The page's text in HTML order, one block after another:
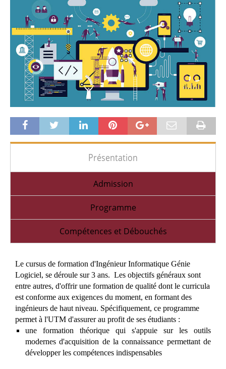
Présentation
Admission
Programme
Compétences et Débouchés
Le cursus de formation d'Ingénieur Informatique Génie
Logiciel, se déroule sur 3 ans. Les objectifs généraux sont
entre autres, d'offrir une formation de qualité dont le curricula
est conforme aux exigences du moment, en formant des
ingénieurs de haut niveau. Spécifiquement, ce programme
permet à l'UTM d'assurer au profit de ses étudiants :
une formation théorique qui s'appuie sur les outils
modernes d'acquisition de la connaissance permettant de
développer les compétences indispensables